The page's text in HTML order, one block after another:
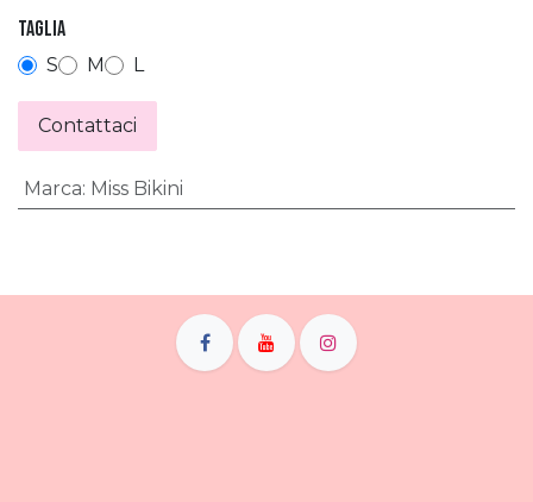
Taglia
S M L
Contattaci
Marca: Miss Bikini